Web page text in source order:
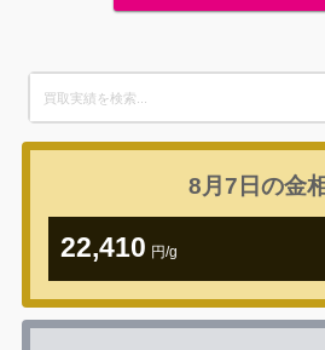
for:
8月7日の金
22,410 円/g